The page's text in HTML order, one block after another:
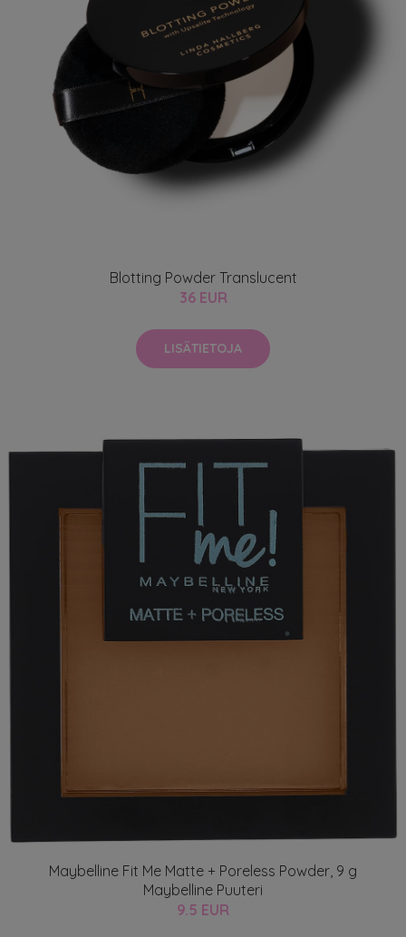
Blotting Powder Translucent
36 EUR
LISÄTIETOJA
Maybelline Fit Me Matte + Poreless Powder, 9 g
Maybelline Puuteri
9.5 EUR